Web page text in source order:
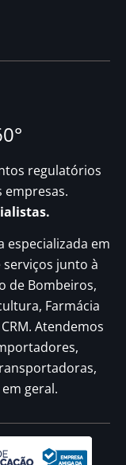
regulatórios
empresas.
especializada em
junto à
de Bombeiros,
Farmácia
CRM. Atendemos
geral.